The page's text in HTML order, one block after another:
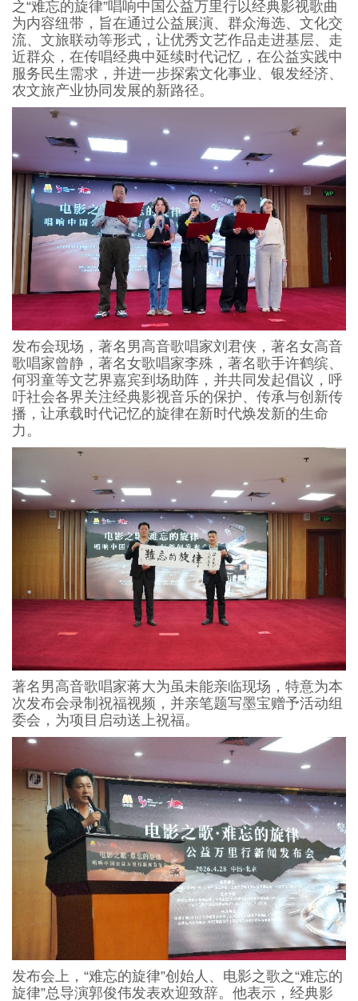
之“难忘的旋律”唱响中国公益万里行以经典影视歌曲
为内容纽带，旨在通过公益展演、群众海选、文化交
流、文旅联动等形式，让优秀文艺作品走进基层、走
近群众，在传唱经典中延续时代记忆，在公益实践中
服务民生需求，并进一步探索文化事业、银发经济、
农文旅产业协同发展的新路径。
发布会现场，著名男高音歌唱家刘君侠，著名女高音
歌唱家曾静，著名女歌唱家李殊，著名歌手许鹤缤、
何羽童等文艺界嘉宾到场助阵，并共同发起倡议，呼
吁社会各界关注经典影视音乐的保护、传承与创新传
播，让承载时代记忆的旋律在新时代焕发新的生命
力。
著名男高音歌唱家蒋大为虽未能亲临现场，特意为本
次发布会录制祝福视频，并亲笔题写墨宝赠予活动组
委会，为项目启动送上祝福。
发布会上，“难忘的旋律”创始人、电影之歌之“难忘的
旋律”总导演郭俊伟发表欢迎致辞。他表示，经典影